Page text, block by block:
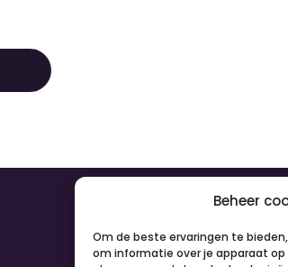
Beheer
Om de beste ervaringen te
om informatie over je apparaat
Volg ons